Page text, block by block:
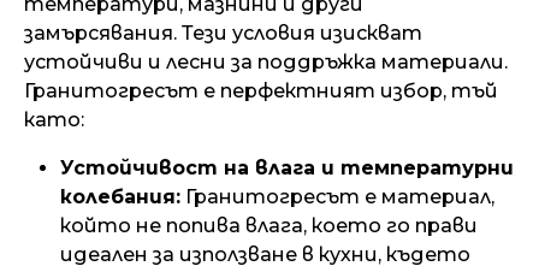
замърсявания. Тези условия изискват
устойчиви и лесни за поддръжка материали.
Гранитогресът е перфектният избор, тъй
като:
Устойчивост на влага и температурни
колебания: Гранитогресът е материал,
който не попива влага, което го прави
идеален за използване в кухни, където